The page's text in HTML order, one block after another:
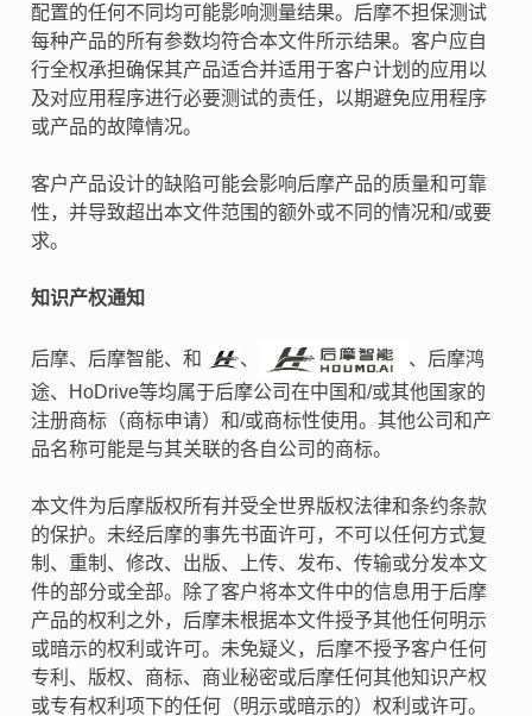
配置的任何不同均可能影响测量结果。后摩不担保测试
每种产品的所有参数均符合本文件所示结果。客户应自
行全权承担确保其产品适合并适用于客户计划的应用以
及对应用程序进行必要测试的责任，以期避免应用程序
或产品的故障情况。
客户产品设计的缺陷可能会影响后摩产品的质量和可靠
性，并导致超出本文件范围的额外或不同的情况和/或要
求。
知识产权通知
后摩、后摩智能、和 、
、后摩鸿
途、HoDrive等均属于后摩公司在中国和/或其他国家的
注册商标（商标申请）和/或商标性使用。其他公司和产
品名称可能是与其关联的各自公司的商标。
本文件为后摩版权所有并受全世界版权法律和条约条款
的保护。未经后摩的事先书面许可，不可以任何方式复
制、重制、修改、出版、上传、发布、传输或分发本文
件的部分或全部。除了客户将本文件中的信息用于后摩
产品的权利之外，后摩未根据本文件授予其他任何明示
或暗示的权利或许可。未免疑义，后摩不授予客户任何
专利、版权、商标、商业秘密或后摩任何其他知识产权
或专有权利项下的任何（明示或暗示的）权利或许可。